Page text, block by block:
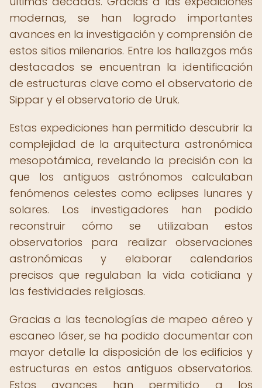
modernas, se han logrado importantes
avances en la investigación y comprensión de
estos sitios milenarios. Entre los hallazgos más
destacados se encuentran la identificación
de estructuras clave como el observatorio de
Sippar y el observatorio de Uruk.
Estas expediciones han permitido descubrir la
complejidad de la arquitectura astronómica
mesopotámica, revelando la precisión con la
que los antiguos astrónomos calculaban
fenómenos celestes como eclipses lunares y
solares. Los investigadores han podido
reconstruir cómo se utilizaban estos
observatorios para realizar observaciones
astronómicas y elaborar calendarios
precisos que regulaban la vida cotidiana y
las festividades religiosas.
Gracias a las tecnologías de mapeo aéreo y
escaneo láser, se ha podido documentar con
mayor detalle la disposición de los edificios y
estructuras en estos antiguos observatorios.
Estos avances han permitido a los